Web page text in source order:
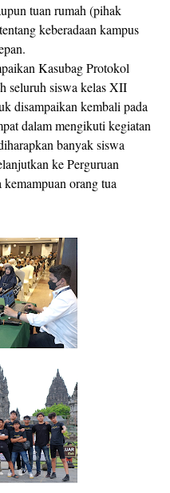
tuan rumah (pihak
keberadaan kampus
Kasubag Protokol
seluruh siswa kelas XII
disampaikan kembali pada
dalam mengikuti kegiatan
banyak siswa
ke Perguruan
orang tua